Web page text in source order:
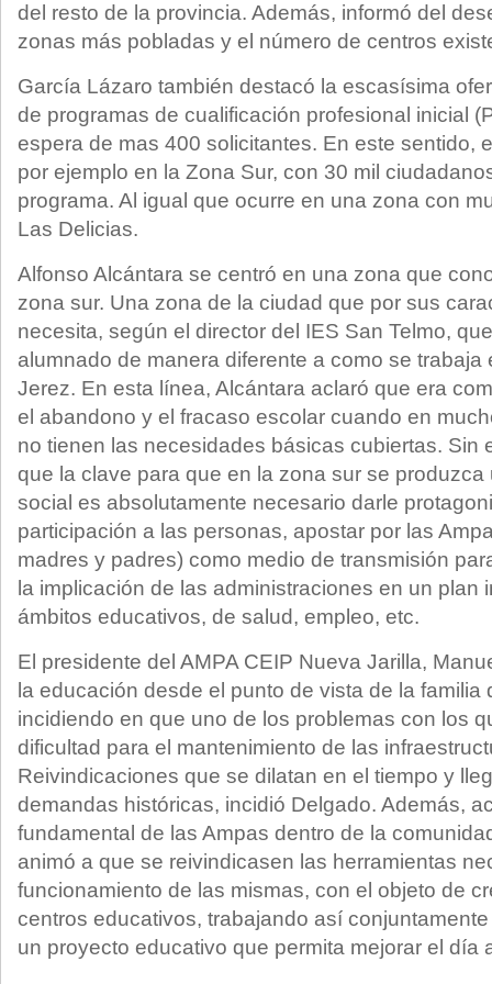
del resto de la provincia. Además, informó del
zonas más pobladas y el número de centros
García Lázaro también destacó la escasísima
de programas de cualificación profesional inicial
espera de mas 400 solicitantes. En este sentido,
por ejemplo en la Zona Sur, con 30 mil
programa. Al igual que ocurre en una zona con
Las Delicias.
Alfonso Alcántara se centró en una zona que
zona sur. Una zona de la ciudad que por sus
necesita, según el director del IES San Telmo,
alumnado de manera diferente a como se trabaja
Jerez. En esta línea, Alcántara aclaró que era
el abandono y el fracaso escolar cuando en
no tienen las necesidades básicas cubiertas. Sin
que la clave para que en la zona sur se produzca
social es absolutamente necesario darle
participación a las personas, apostar por las
madres y padres) como medio de transmisión
la implicación de las administraciones en un plan
ámbitos educativos, de salud, empleo, etc.
El presidente del AMPA CEIP Nueva Jarilla,
la educación desde el punto de vista de la familia
incidiendo en que uno de los problemas con los
dificultad para el mantenimiento de las
Reivindicaciones que se dilatan en el tiempo y
demandas históricas, incidió Delgado. Además,
fundamental de las Ampas dentro de la
animó a que se reivindicasen las herramientas
funcionamiento de las mismas, con el objeto de
centros educativos, trabajando así
un proyecto educativo que permita mejorar el día